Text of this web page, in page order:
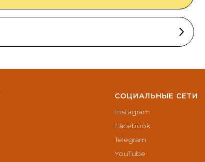
СОЦИАЛЬНЫЕ СЕТИ
Instagram
Facebook
Telegram
YouTube